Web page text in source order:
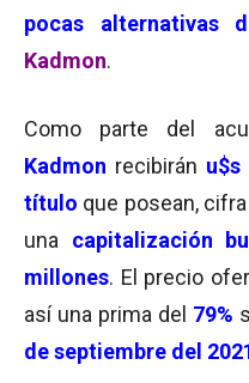
pocas alternativas
Kadmon.
Como parte del
Kadmon recibirán
título que posean,
una capitalización
millones. El precio
así una prima del 79%
de septiembre del